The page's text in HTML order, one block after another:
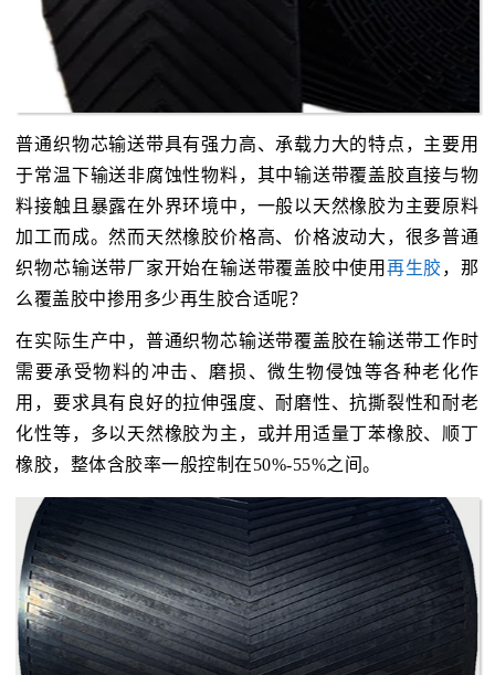
普通织物芯输送带具有强力高、承载力大的特点，主要用
于常温下输送非腐蚀性物料，其中输送带覆盖胶直接与物
料接触且暴露在外界环境中，一般以天然橡胶为主要原料
加工而成。然而天然橡胶价格高、价格波动大，很多普通
织物芯输送带厂家开始在输送带覆盖胶中使用 再生胶，那
么覆盖胶中掺用多少再生胶合适呢？
在实际生产中，普通织物芯输送带覆盖胶在输送带工作时
需要承受物料的冲击、磨损、微生物侵蚀等各种老化作
用，要求具有良好的拉伸强度、耐磨性、抗撕裂性和耐老
化性等，多以天然橡胶为主，或并用适量丁苯橡胶、顺丁
橡胶，整体含胶率一般控制在50%-55%之间。